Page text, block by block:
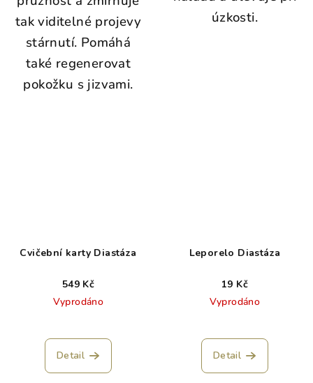
tak viditelné projevy
stárnutí. Pomáhá
také regenerovat
pokožku s jizvami.
úzkosti.
Cvičební karty Diastáza
549 Kč
Vyprodáno
Detail
Leporelo Diastáza
19 Kč
Vyprodáno
Detail